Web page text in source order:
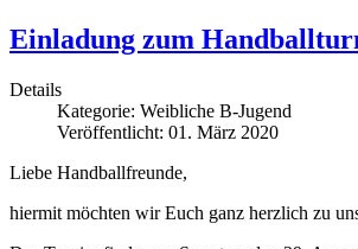
Einladung zum
Details
Kategorie: Weibliche B-Jugend
Veröffentlicht: 01. März 2020
Liebe Handballfreunde,
hiermit möchten wir Euch ganz herzlich zu